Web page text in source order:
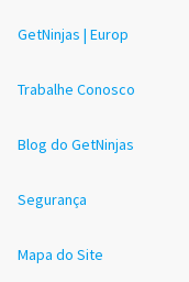
GetNinjas | Europ
Trabalhe Conosco
Blog do GetNinjas
Segurança
Mapa do Site